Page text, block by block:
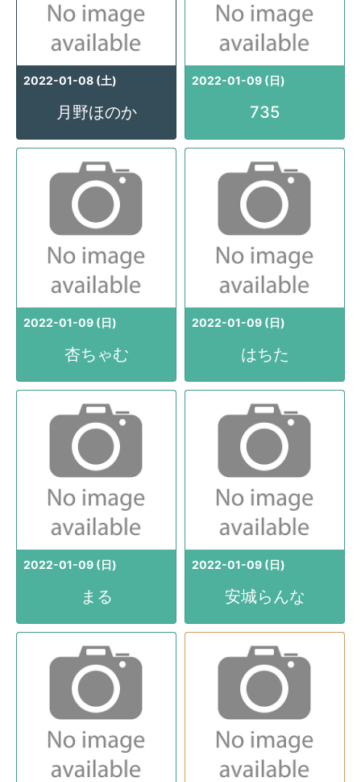
2022-01-08 (土)
月野ほのか
2022-01-09 (日)
735
2022-01-09 (日)
杏ちゃむ
2022-01-09 (日)
はちた
2022-01-09 (日)
まる
2022-01-09 (日)
安城らんな